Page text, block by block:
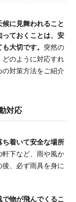
に見舞われること
っておくことは、安
大切です。 突然の
どのように対応すれ
の対策方法をご紹介
対応
ち着いて安全な場所
軒下など、雨や風か
、必ず雨具を身に
物が飛んでくるこ